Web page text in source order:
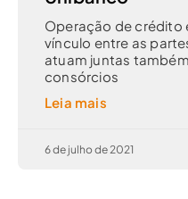
Operação de crédito
vínculo entre as
atuam juntas
consórcios
Leia mais
6 de julho de 2021